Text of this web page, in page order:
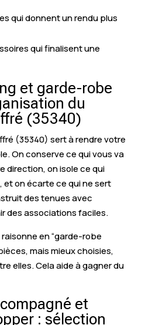
qui donnent un rendu plus
qui finalisent une
et garde-robe
du
(35340)
(35340) sert à rendre votre
On conserve ce qui vous va
direction, on isole ce qui
on écarte ce qui ne sert
des tenues avec
des associations faciles.
en “garde-robe
mais mieux choisies,
elles. Cela aide à gagner du
et
: sélection